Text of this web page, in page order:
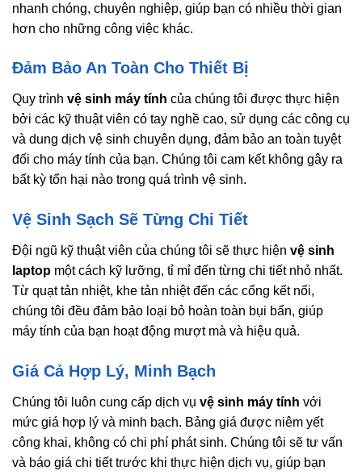
nhanh chóng, chuyên nghiệp, giúp bạn có nhiều thời gian
hơn cho những công việc khác.
Đảm Bảo An Toàn Cho Thiết Bị
Quy trình vệ sinh máy tính của chúng tôi được thực hiện
bởi các kỹ thuật viên có tay nghề cao, sử dụng các công cụ
và dung dịch vệ sinh chuyên dụng, đảm bảo an toàn tuyệt
đối cho máy tính của bạn. Chúng tôi cam kết không gây ra
bất kỳ tổn hại nào trong quá trình vệ sinh.
Vệ Sinh Sạch Sẽ Từng Chi Tiết
Đội ngũ kỹ thuật viên của chúng tôi sẽ thực hiện vệ sinh
laptop một cách kỹ lưỡng, tỉ mỉ đến từng chi tiết nhỏ nhất.
Từ quạt tản nhiệt, khe tản nhiệt đến các cổng kết nối,
chúng tôi đều đảm bảo loại bỏ hoàn toàn bụi bẩn, giúp
máy tính của bạn hoạt động mượt mà và hiệu quả.
Giá Cả Hợp Lý, Minh Bạch
Chúng tôi luôn cung cấp dịch vụ vệ sinh máy tính với
mức giá hợp lý và minh bạch. Bảng giá được niêm yết
công khai, không có chi phí phát sinh. Chúng tôi sẽ tư vấn
và báo giá chi tiết trước khi thực hiện dịch vụ, giúp bạn